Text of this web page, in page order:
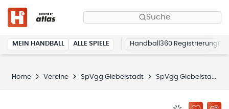
Suche
MEIN HANDBALL ALLE SPIELE Handball360 Registrierung
Home Vereine SpVgg Giebelstadt SpVgg Giebelstadt